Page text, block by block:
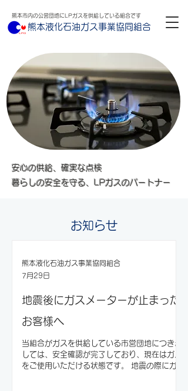
熊本市内の公営団地にLPガスを供給している組合です
熊本液化石油ガス事業協同組合
安心の供給、確実な点検
暮らしの安全を守る、LPガスのパートナー
お知らせ
地震後にガスメーターが止まった
お客様へ
当組合がガスを供給している市営団地につきま
しては、安全確認が完了しており、現在はガス
をご使用いただける状態です。 地震の際にガス
熊本液化石油ガス事業協同組合
7月29日